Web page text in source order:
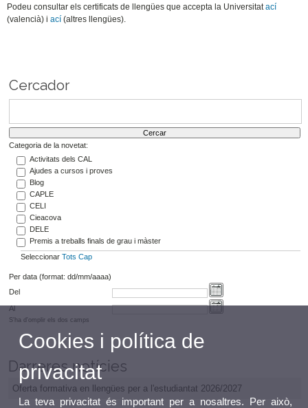
Podeu consultar els certificats de llengües que accepta la Universitatací
(valencià) iací (altres llengües).
Cercador
Categoria de la novetat:
Activitats dels CAL
Ajudes a cursos i proves
Blog
CAPLE
CELI
Cieacova
DELE
Premis a treballs finals de grau i màster
Seleccionar Tots Cap
Per data (format: dd/mm/aaaa)
Del
Al
S'ha d'omplir els dos camps
Darreres notícies
Oferta formativa en llengües per a l'estudiantat 2026/2027
Cookies i política de
privacitat
La teva privacitat és important per a nosaltres. Per això,